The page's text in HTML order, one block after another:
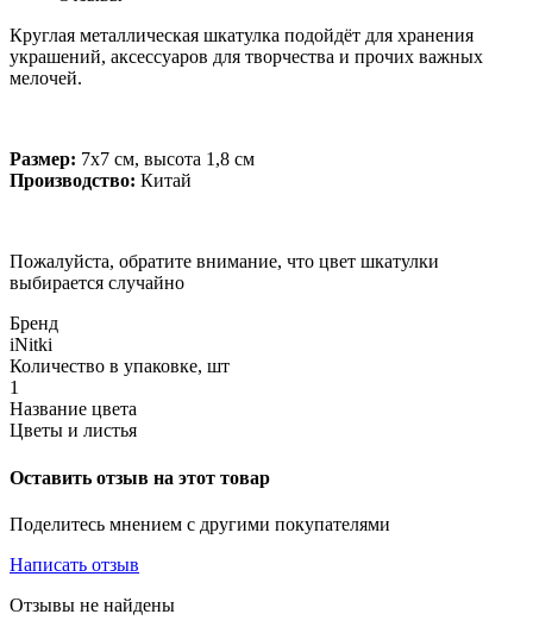
Круглая металлическая шкатулка подойдёт для хранения
украшений, аксессуаров для творчества и прочих важных
мелочей.
Размер: 7х7 см, высота 1,8 см
Производство: Китай
Пожалуйста, обратите внимание, что цвет шкатулки
выбирается случайно
Бренд
iNitki
Количество в упаковке, шт
1
Название цвета
Цветы и листья
Оставить отзыв на этот товар
Поделитесь мнением с другими покупателями
Написать отзыв
Отзывы не найдены